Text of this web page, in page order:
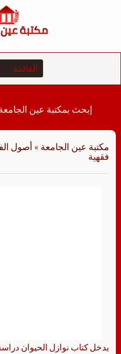
إبحث بمكتبة عين الجامعة
مكتبة عين الجامعة » أصول
فقهية
يدخل كتاب نوازل الحيوان